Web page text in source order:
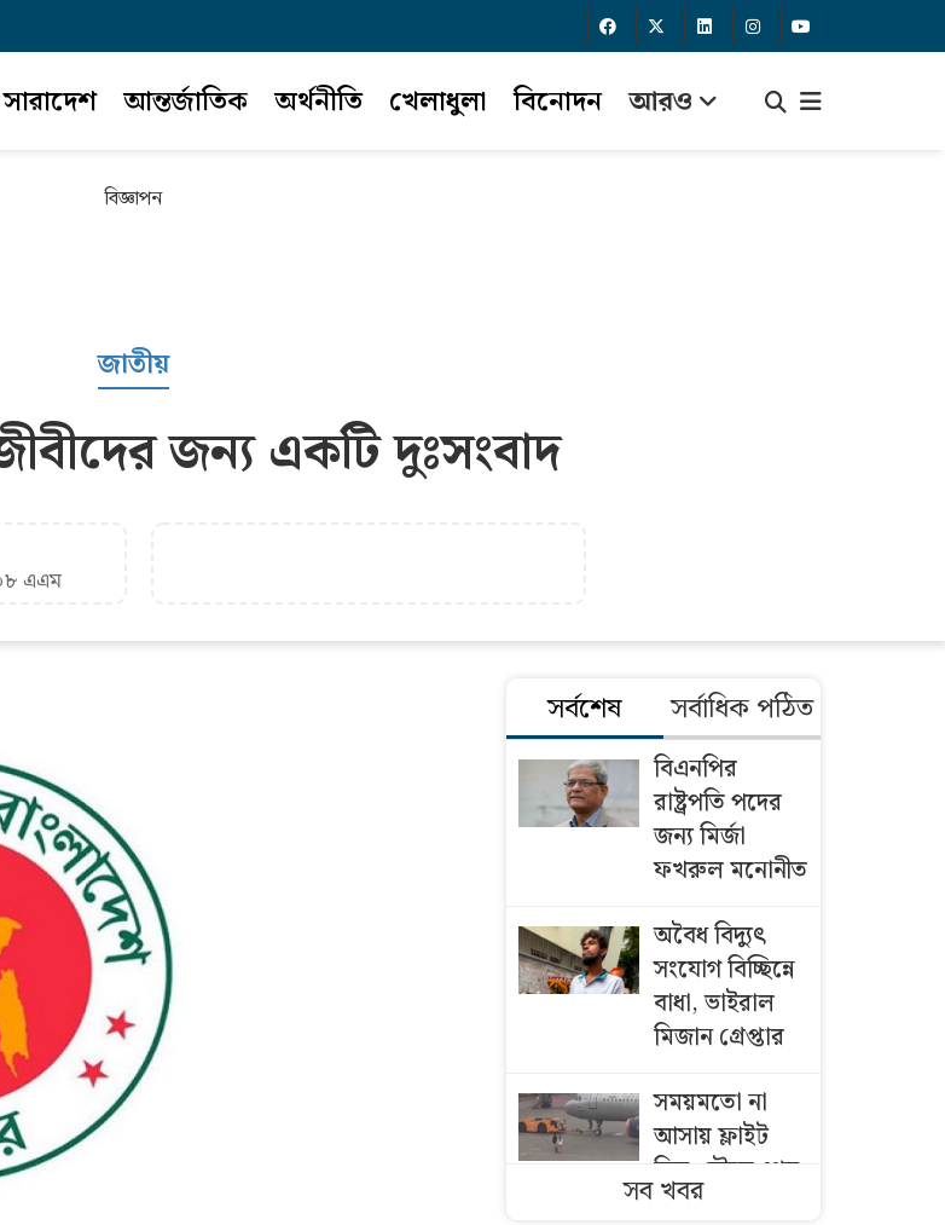
সারাদেশ আন্তর্জাতিক অর্থনীতি খেলাধুলা বিনোদন আরও
বিজ্ঞাপন
জাতীয়
জন্য একটি দুঃসংবাদ
এএম
সর্বশেষ সর্বাধিক পঠিত
বিএনপির
রাষ্ট্রপতি পদের
জন্য মির্জা
ফখরুল মনোনীত
অবৈধ বিদ্যুৎ
সংযোগ বিচ্ছিন্নে
বাধা, ভাইরাল
মিজান গ্রেপ্তার
সময়মতো না
আসায় ফ্লাইট
মিস, দৌড়ে প্লেন
থামাতে গেলেন
সব খবর